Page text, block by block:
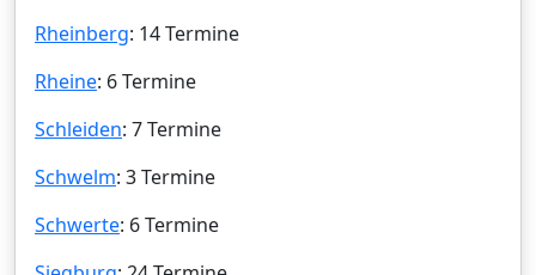
Rheinberg: 14 Termine
Rheine: 6 Termine
Schleiden: 7 Termine
Schwelm: 3 Termine
Schwerte: 6 Termine